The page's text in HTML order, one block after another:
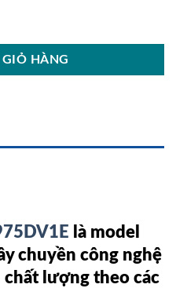
HÀNG
là model
chuyền công nghệ
chất lượng theo các